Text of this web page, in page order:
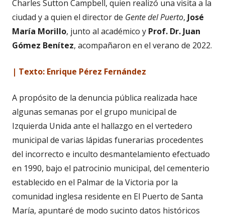
Charles Sutton Campbell, quien realizó una visita a la
ciudad y a quien el director de Gente del Puerto, José
María Morillo, junto al académico y Prof. Dr. Juan
Gómez Benítez, acompañaron en el verano de 2022.
| Texto: Enrique Pérez Fernández
A propósito de la denuncia pública realizada hace
algunas semanas por el grupo municipal de
Izquierda Unida ante el hallazgo en el vertedero
municipal de varias lápidas funerarias procedentes
del incorrecto e inculto desmantelamiento efectuado
en 1990, bajo el patrocinio municipal, del cementerio
establecido en el Palmar de la Victoria por la
comunidad inglesa residente en El Puerto de Santa
María, apuntaré de modo sucinto datos históricos